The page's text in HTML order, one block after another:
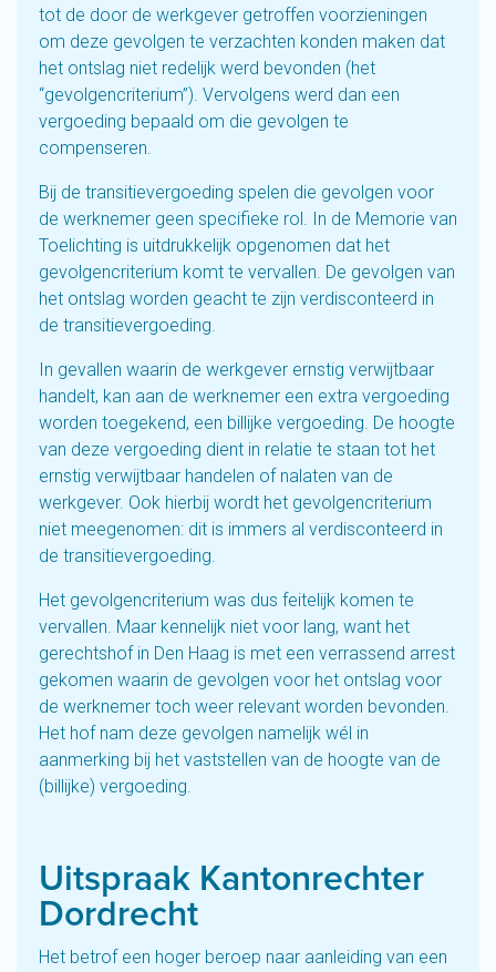
tot de door de werkgever getroffen voorzieningen
om deze gevolgen te verzachten konden maken dat
het ontslag niet redelijk werd bevonden (het
“gevolgencriterium”). Vervolgens werd dan een
vergoeding bepaald om die gevolgen te
compenseren.
Bij de transitievergoeding spelen die gevolgen voor
de werknemer geen specifieke rol. In de Memorie van
Toelichting is uitdrukkelijk opgenomen dat het
gevolgencriterium komt te vervallen. De gevolgen van
het ontslag worden geacht te zijn verdisconteerd in
de transitievergoeding.
In gevallen waarin de werkgever ernstig verwijtbaar
handelt, kan aan de werknemer een extra vergoeding
worden toegekend, een billijke vergoeding. De hoogte
van deze vergoeding dient in relatie te staan tot het
ernstig verwijtbaar handelen of nalaten van de
werkgever. Ook hierbij wordt het gevolgencriterium
niet meegenomen: dit is immers al verdisconteerd in
de transitievergoeding.
Het gevolgencriterium was dus feitelijk komen te
vervallen. Maar kennelijk niet voor lang, want het
gerechtshof in Den Haag is met een verrassend arrest
gekomen waarin de gevolgen voor het ontslag voor
de werknemer toch weer relevant worden bevonden.
Het hof nam deze gevolgen namelijk wél in
aanmerking bij het vaststellen van de hoogte van de
(billijke) vergoeding.
Uitspraak Kantonrechter
Dordrecht
Het betrof een hoger beroep naar aanleiding van een